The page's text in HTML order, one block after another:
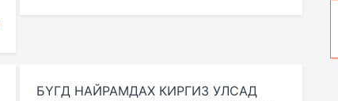
БҮГД НАЙРАМДАХ КИРГИЗ УЛСАД